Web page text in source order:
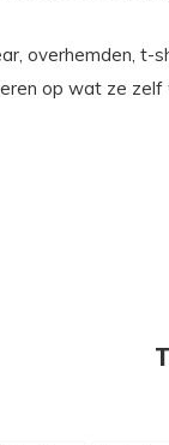
overhemden,
op wat ze